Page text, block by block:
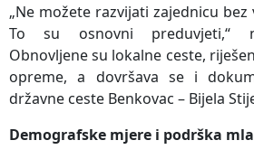
„Ne možete razvijati zajednicu
To su osnovni preduvjeti,“
Obnovljene su lokalne ceste,
opreme, a dovršava se i
državne ceste Benkovac – Bijela
Demografske mjere i podrška